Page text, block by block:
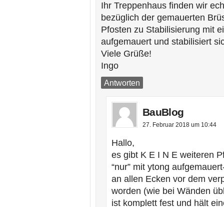
Ihr Treppenhaus finden wir
bezüglich der gemauerten
Pfosten zu Stabilisierung mit
aufgemauert und stabilisiert
Viele Grüße!
Ingo
Antworten
BauBlog
27. Februar 2018 um 10:44
Hallo,
es gibt K E I N E weiteren
“nur” mit ytong
an allen Ecken vor dem
worden (wie bei Wänden
ist komplett fest und hält